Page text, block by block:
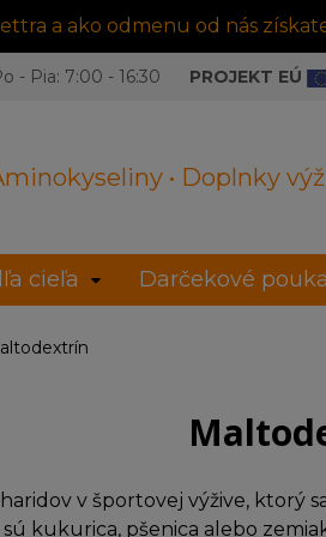
a ako odmenu od nás
• Doplnky
- Pia: 7:00 - 16:30 PROJEKT EÚ
cieľa Darčekové
v športovej výžive, ktorý
kukurica, pšenica alebo